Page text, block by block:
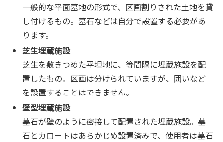
一般的な平面墓地の形式で、区画割りされた土地を貸
し付けるもの。墓石などは自分で設置する必要があ
ります。
芝生埋蔵施設
芝生を敷きつめた平坦地に、等間隔に埋蔵施設を配
置したもの。区画は分けられていますが、囲いなど
を設置することはできません。
壁型埋蔵施設
墓石が壁のように密接して配置された埋蔵施設。墓
石とカロートはあらかじめ設置済みで、使用者は墓石